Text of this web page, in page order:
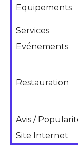
Equipements
Services
Evénements
Restauration
Avis /
Site Internet